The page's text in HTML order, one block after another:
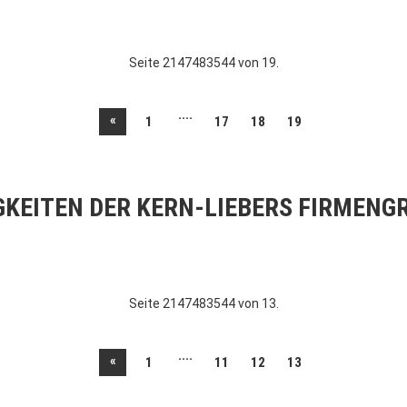
Seite 2147483544 von 19.
« 1 .... 17 18 19
DER KERN-LIEBERS
Seite 2147483544 von 13.
« 1 .... 11 12 13